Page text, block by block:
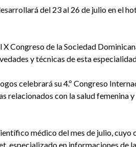
del 23 al 26 de julio en el
Congreso de la Sociedad
y técnicas de esta
celebrará su 4.º Congreso
relacionados con la salud femenina y
médico del mes de julio, cuyo
especializado en informaciones de